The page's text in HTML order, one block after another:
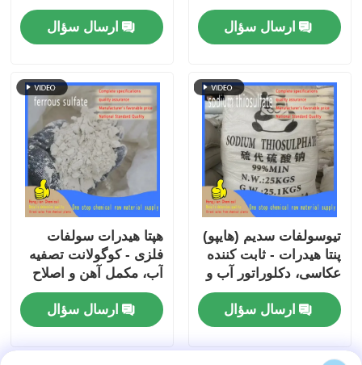
کننده مقیاس و
deflocculant سرامیکی
برای تصفیه آب
ارسال سؤال
در شکل دانه دار و پودر
برای تصفیه آب گردش
صنعتی
ارسال سؤال
تیوسولفات سدیم (هایپو)
پنتا هیدرات - ثابت کننده
عکاسی، دکلوراتور آب و
پادزهر سیانید برای
استفاده صنعتی و پزشکی
ارسال سؤال
هپتا هیدرات سولفات
فلزی - کوگولانت تصفیه
آب، مکمل آهن و اصلاح
خاک برای کشاورزی و
حفاظت از محیط زیست
ارسال سؤال